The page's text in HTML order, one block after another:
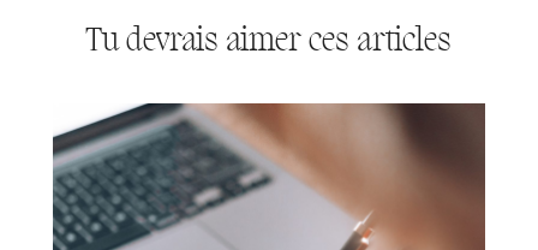
Tu devrais aimer ces articles